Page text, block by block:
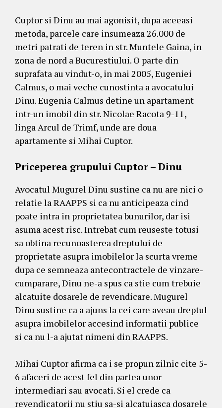
Cuptor si Dinu au mai agonisit, dupa aceeasi
metoda, parcele care insumeaza 26.000 de
metri patrati de teren in str. Muntele Gaina, in
zona de nord a Bucurestiului. O parte din
suprafata au vindut-o, in mai 2005, Eugeniei
Calmus, o mai veche cunostinta a avocatului
Dinu. Eugenia Calmus detine un apartament
intr-un imobil din str. Nicolae Racota 9-11,
linga Arcul de Trimf, unde are doua
apartamente si Mihai Cuptor.
Priceperea grupului Cuptor – Dinu
Avocatul Mugurel Dinu sustine ca nu are nici o
relatie la RAAPPS si ca nu anticipeaza cind
poate intra in proprietatea bunurilor, dar isi
asuma acest risc. Intrebat cum reuseste totusi
sa obtina recunoasterea dreptului de
proprietate asupra imobilelor la scurta vreme
dupa ce semneaza antecontractele de vinzare-
cumparare, Dinu ne-a spus ca stie cum trebuie
alcatuite dosarele de revendicare. Mugurel
Dinu sustine ca a ajuns la cei care aveau dreptul
asupra imobilelor accesind informatii publice
si ca nu l-a ajutat nimeni din RAAPPS.
Mihai Cuptor afirma ca i se propun zilnic cite 5-
6 afaceri de acest fel din partea unor
intermediari sau avocati. Si el crede ca
revendicatorii nu stiu sa-si alcatuiasca dosarele